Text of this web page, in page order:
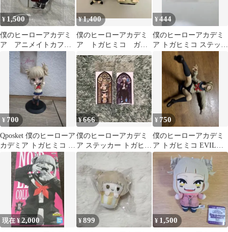
¥ 1,500
僕のヒーローアカデミ
ア アニメイトカフ
ェ トガヒミコ アク
スタ②
¥1,400
僕のヒーローアカデミ
ア トガヒミコ ガチ
ャガチャ フィギュ
ア セット
¥444
僕のヒーローアカデミ
ア トガヒミコ ステッカ
¥ 700
Qposket 僕のヒーローア
カデミア トガヒミコ フ
ィギュア
¥666
僕のヒーローアカデミ
ア ステッカー トガヒミ
コ、荼毘
¥ 750
僕のヒーローアカデミ
ア トガヒミコ EVIL
VILLAINS 台座なし
現在 ¥2,000 ¥899 ¥ 1,500